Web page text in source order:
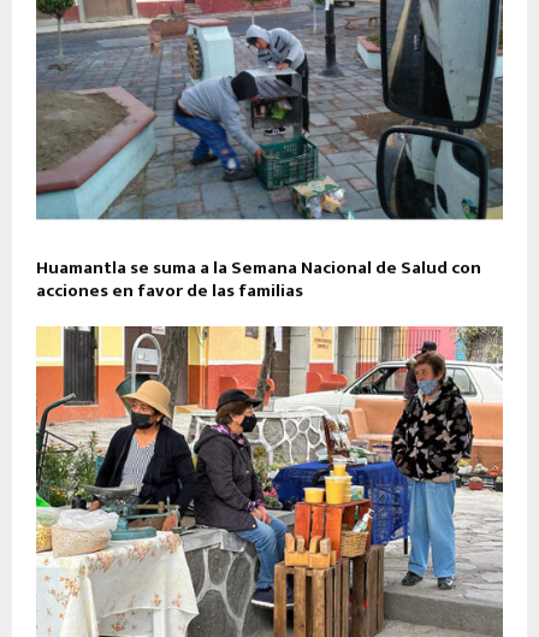
Huamantla se suma a la Semana Nacional de Salud con
acciones en favor de las familias